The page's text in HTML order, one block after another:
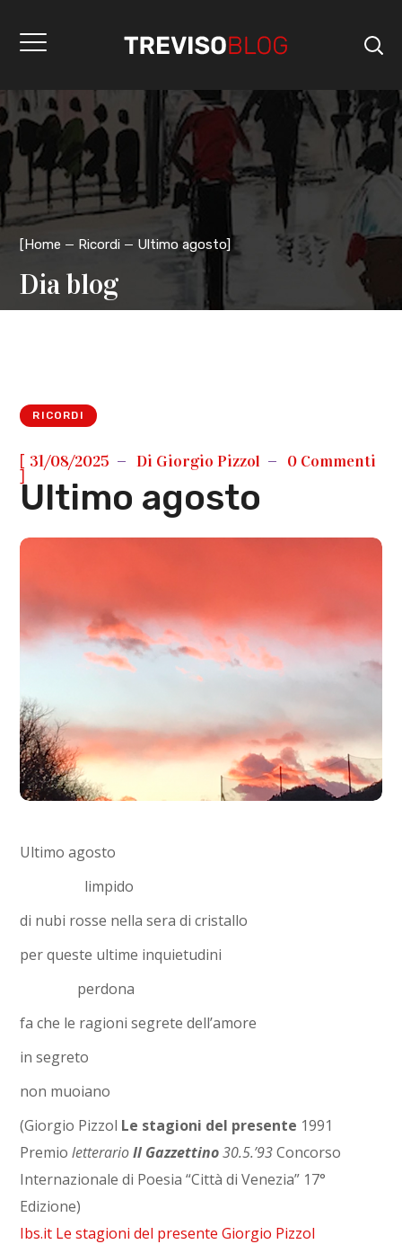
[Home Ricordi Ultimo agosto]
Dia blog
RICORDI
[ 31/08/2025 Di Giorgio Pizzol 0 Commenti
]
Ultimo agosto
Ultimo agosto
limpido
di nubi rosse nella sera di cristallo
per queste ultime inquietudini
perdona
fa che le ragioni segrete dell’amore
in segreto
non muoiano
(Giorgio Pizzol Le stagioni del presente 1991
Premio letterarioIl Gazzettino30.5.’93Concorso
Internazionale di Poesia “Città di Venezia” 17°
Edizione)
Ibs.it Le stagioni del presente Giorgio Pizzol